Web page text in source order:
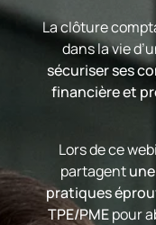
La clôture
dans la vie
sécuriser ses
financière et
Lors de ce
partagent
pratiques
TPE/PMEpour